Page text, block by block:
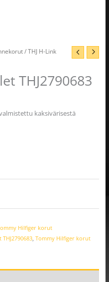
/ THJ H-Link
THJ2790683
kaksivärisestä
Hilfiger korut
, Tommy Hilfiger korut